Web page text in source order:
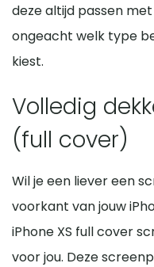
deze altijd passen
ongeacht welk type
kiest.
Volledig
(full cover)
Wil je een liever een
voorkant van jouw
iPhone XS full cover
voor jou. Deze